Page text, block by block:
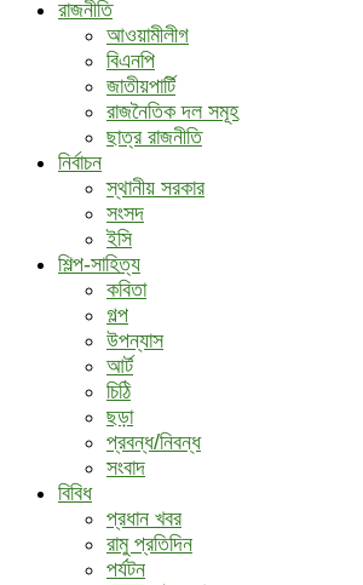
রাজনীতি
আওয়ামীলীগ
বিএনপি
জাতীয়পার্টি
রাজনৈতিক দল সমূহ
ছাত্র রাজনীতি
নির্বাচন
স্থানীয় সরকার
সংসদ
ইসি
শিল্প-সাহিত্য
কবিতা
গল্প
উপন্যাস
আর্ট
চিঠি
ছড়া
প্রবন্ধ/নিবন্ধ
সংবাদ
বিবিধ
প্রধান খবর
রামু প্রতিদিন
পর্যটন